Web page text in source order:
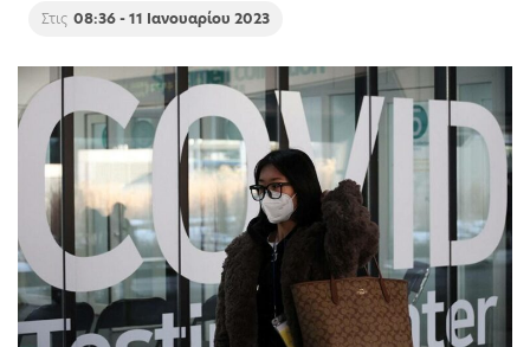
Στις 08:36 - 11 Ιανουαρίου 2023